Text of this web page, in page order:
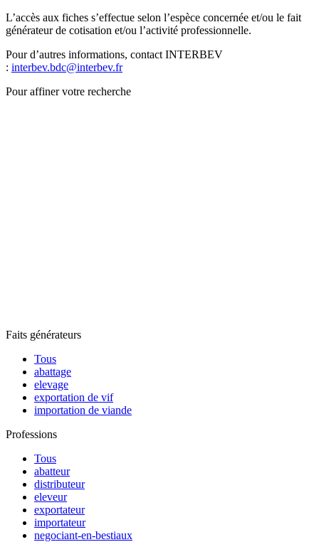
L’accès aux fiches s’effectue selon l’espèce concernée et/ou le fait
générateur de cotisation et/ou l’activité professionnelle.
Pour d’autres informations, contact INTERBEV
: interbev.bdc@interbev.fr
Pour affiner votre recherche
Faits générateurs
Tous
abattage
elevage
exportation de vif
importation de viande
Professions
Tous
abatteur
distributeur
eleveur
exportateur
importateur
negociant-en-bestiaux